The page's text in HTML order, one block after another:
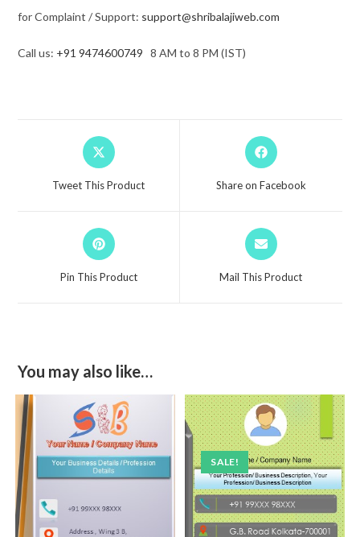
for Complaint / Support: support@shribalajiweb.com
Call us: +91 9474600749 8 AM to 8 PM (IST)
Tweet This Product Share on Facebook
Pin This Product Mail This Product
You may also like…
SALE!